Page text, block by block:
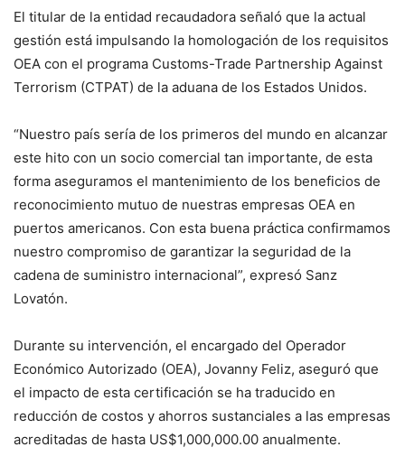
El titular de la entidad recaudadora señaló que la actual
gestión está impulsando la homologación de los requisitos
OEA con el programa Customs-Trade Partnership Against
Terrorism (CTPAT) de la aduana de los Estados Unidos.
“Nuestro país sería de los primeros del mundo en alcanzar
este hito con un socio comercial tan importante, de esta
forma aseguramos el mantenimiento de los beneficios de
reconocimiento mutuo de nuestras empresas OEA en
puertos americanos. Con esta buena práctica confirmamos
nuestro compromiso de garantizar la seguridad de la
cadena de suministro internacional”, expresó Sanz
Lovatón.
Durante su intervención, el encargado del Operador
Económico Autorizado (OEA), Jovanny Feliz, aseguró que
el impacto de esta certificación se ha traducido en
reducción de costos y ahorros sustanciales a las empresas
acreditadas de hasta US$1,000,000.00 anualmente.